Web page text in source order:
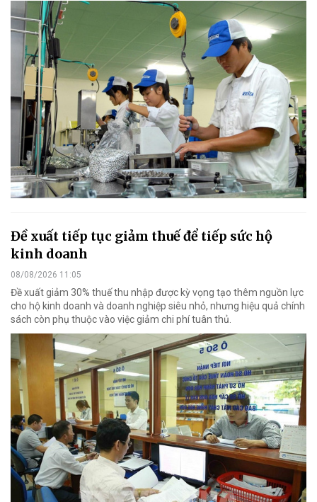
Đề xuất tiếp tục giảm thuế để tiếp sức hộ
kinh doanh
08/08/2026 11:05
Đề xuất giảm 30% thuế thu nhập được kỳ vọng tạo thêm nguồn lực
cho hộ kinh doanh và doanh nghiệp siêu nhỏ, nhưng hiệu quả chính
sách còn phụ thuộc vào việc giảm chi phí tuân thủ.